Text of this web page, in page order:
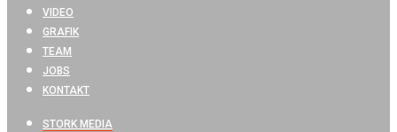
VIDEO
GRAFIK
TEAM
JOBS
KONTAKT
STORK MEDIA